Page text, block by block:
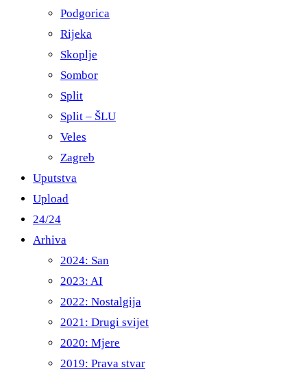
Podgorica
Rijeka
Skoplje
Sombor
Split
Split – ŠLU
Veles
Zagreb
Uputstva
Upload
24/24
Arhiva
2024: San
2023: AI
2022: Nostalgija
2021: Drugi svijet
2020: Mjere
2019: Prava stvar